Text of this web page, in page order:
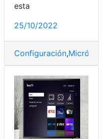
Seccionales,Soporte,Técnico
esta
25/10/2022
Configuración,Micrófono